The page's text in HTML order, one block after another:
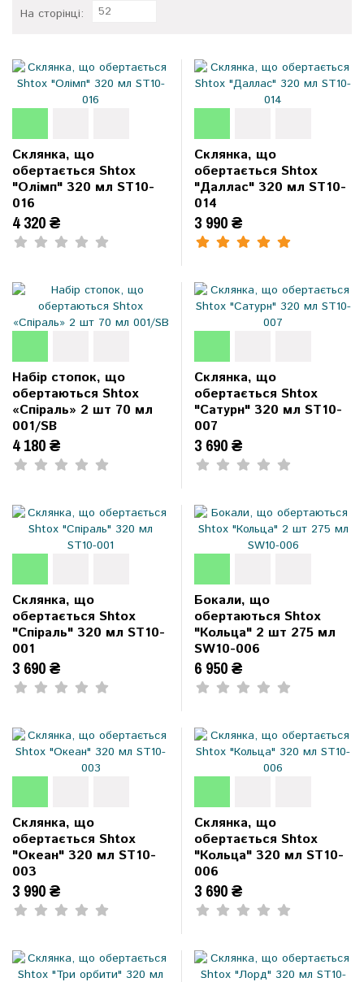
На сторінці: 52
Склянка, що
обертається Shtox
"Олімп" 320 мл ST10-
016
4 320 ₴
Склянка, що
обертається Shtox
"Даллас" 320 мл ST10-
014
3 990 ₴
Набір стопок, що
обертаються Shtox
«Спіраль» 2 шт 70 мл
001/SB
4 180 ₴
Склянка, що
обертається Shtox
"Сатурн" 320 мл ST10-
007
3 690 ₴
Склянка, що
обертається Shtox
"Спіраль" 320 мл ST10-
001
3 690 ₴
Бокали, що
обертаються Shtox
"Кольца" 2 шт 275 мл
SW10-006
6 950 ₴
Склянка, що
обертається Shtox
"Океан" 320 мл ST10-
003
3 990 ₴
Склянка, що
обертається Shtox
"Кольца" 320 мл ST10-
006
3 690 ₴